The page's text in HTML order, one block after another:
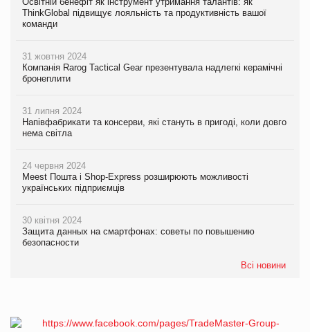
ThinkGlobal підвищує лояльність та продуктивність вашої
команди
31 жовтня 2024
Компанія Rarog Tactical Gear презентувала надлегкі керамічні
бронеплити
31 липня 2024
Напівфабрикати та консерви, які стануть в пригоді, коли довго
нема світла
24 червня 2024
Meest Пошта і Shop-Express розширюють можливості
українських підприємців
30 квітня 2024
Защита данных на смартфонах: советы по повышению
безопасности
Всі новини